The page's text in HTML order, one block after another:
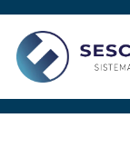
conteúdo